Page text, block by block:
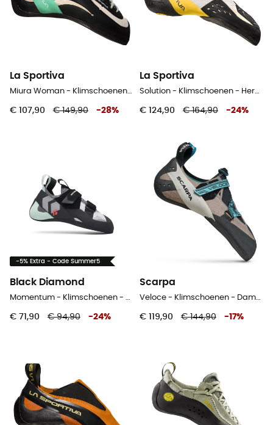
La Sportiva
€ 107,90 € 149,90 -28%
La Sportiva
€ 124,90 € 164,90 -24%
-5% Extra - Code Summer5
Black Diamond
€ 71,90 € 94,90 -24%
Scarpa
€ 119,90 € 144,90 -17%